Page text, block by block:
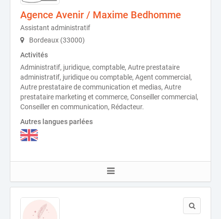
Agence Avenir / Maxime Bedhomme
Assistant administratif
Bordeaux (33000)
Activités
Administratif, juridique, comptable, Autre prestataire
administratif, juridique ou comptable, Agent commercial,
Autre prestataire de communication et medias, Autre
prestataire marketing et commerce, Conseiller commercial,
Conseiller en communication, Rédacteur.
Autres langues parlées